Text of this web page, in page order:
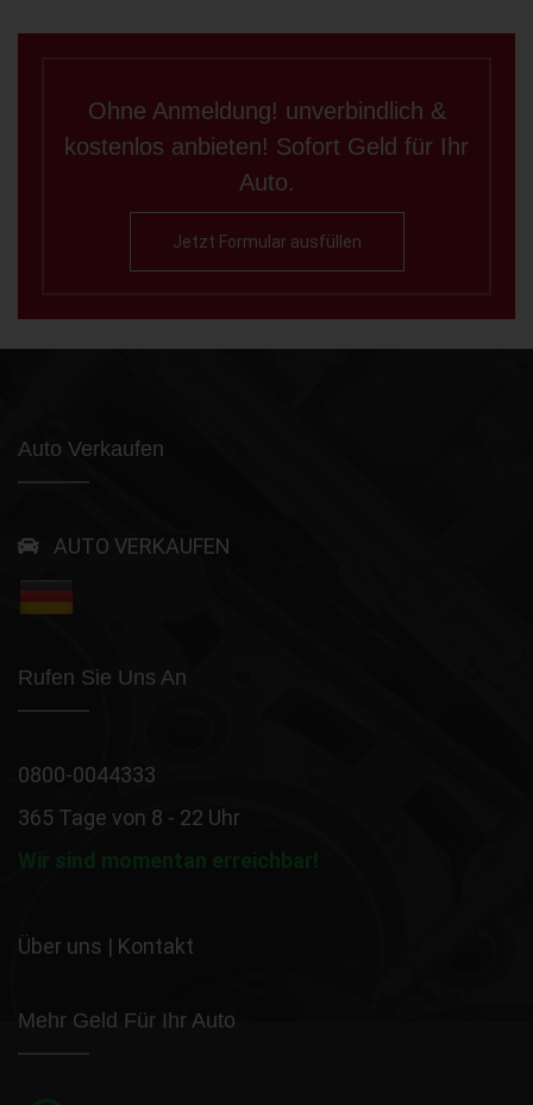
Ohne Anmeldung! unverbindlich &
kostenlos anbieten! Sofort Geld für Ihr
Auto.
Jetzt Formular ausfüllen
Auto Verkaufen
AUTO VERKAUFEN
Rufen Sie Uns An
0800-0044333
365 Tage von 8 - 22 Uhr
Wir sind momentan erreichbar!
Über uns | Kontakt
Mehr Geld Für Ihr Auto